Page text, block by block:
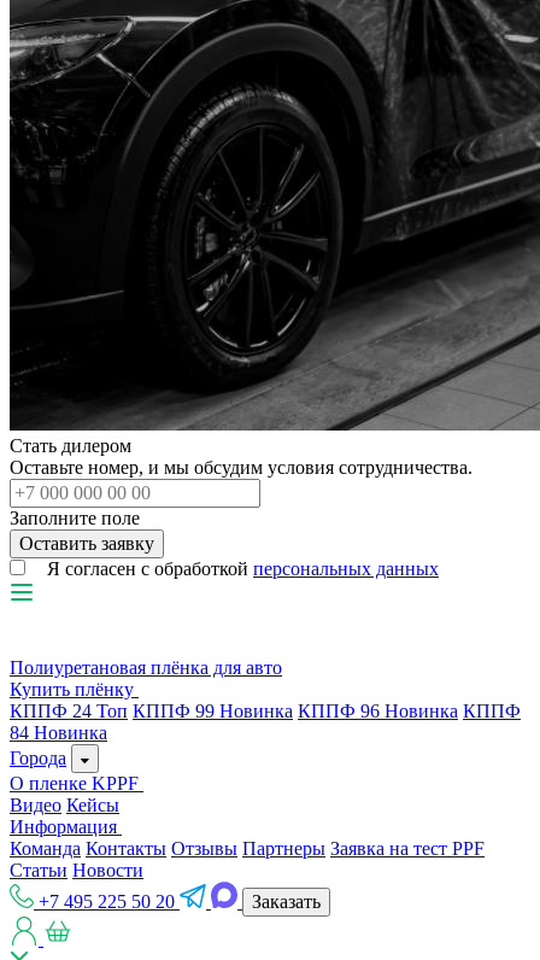
Стать дилером
Оставьте номер, и мы обсудим условия сотрудничества.
Заполните поле
Я согласен с обработкой персональных данных
Полиуретановая плёнка для авто
Купить плёнку
КППФ 24 Топ КППФ 99 Новинка КППФ 96 Новинка КППФ
84 Новинка
Города
О пленке KPPF
Видео Кейсы
Информация
Команда Контакты Отзывы Партнеры Заявка на тест PPF
Статьи Новости
+7 495 225 50 20
Заказать